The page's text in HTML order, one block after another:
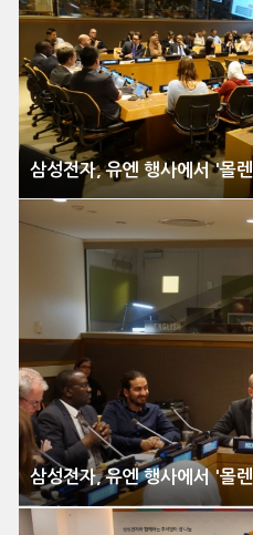
삼성전자, 유엔 행사에서 '몰
삼성전자, 유엔 행사에서 '몰